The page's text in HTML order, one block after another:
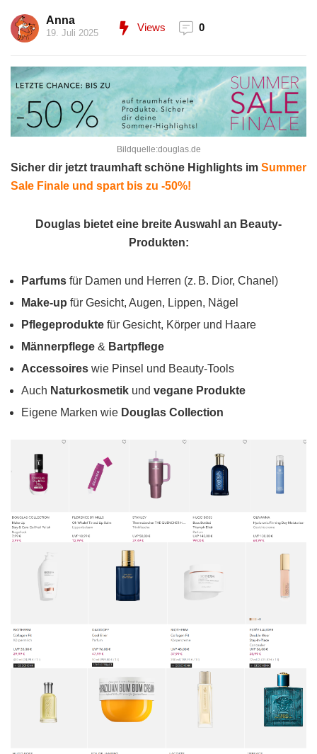
Anna
19. Juli 2025 Views 0
Bildquelle:douglas.de
Sicher dir jetzt traumhaft schöne Highlights im Summer
Sale Finale und spart bis zu -50%!
Douglas bietet eine breite Auswahl an Beauty-
Produkten:
Parfums für Damen und Herren (z. B. Dior, Chanel)
Make-up für Gesicht, Augen, Lippen, Nägel
Pflegeprodukte für Gesicht, Körper und Haare
Männerpflege & Bartpflege
Accessoires wie Pinsel und Beauty-Tools
Auch Naturkosmetik und vegane Produkte
Eigene Marken wie Douglas Collection